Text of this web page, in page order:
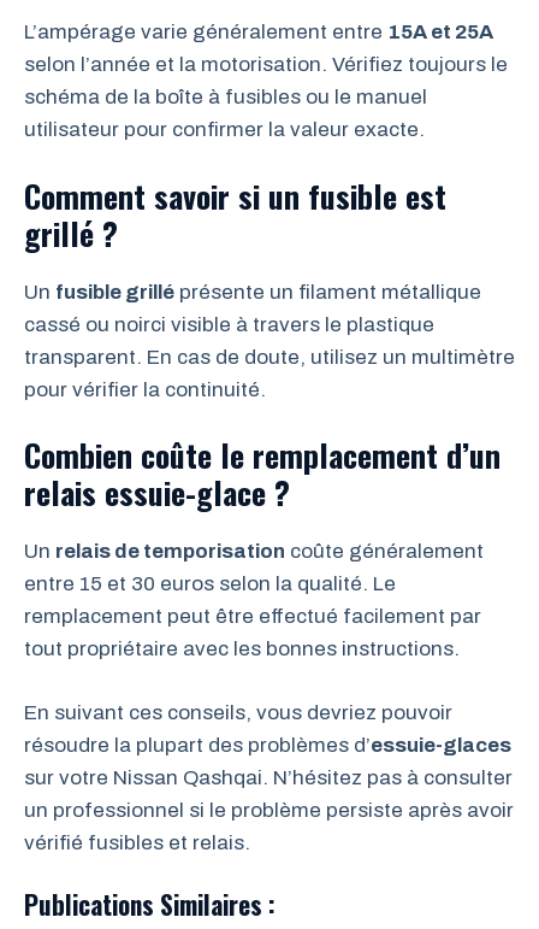
L’ampérage varie généralement entre 15A et 25A
selon l’année et la motorisation. Vérifiez toujours le
schéma de la boîte à fusibles ou le manuel
utilisateur pour confirmer la valeur exacte.
Comment savoir si un fusible est
grillé ?
Un fusible grillé présente un filament métallique
cassé ou noirci visible à travers le plastique
transparent. En cas de doute, utilisez un multimètre
pour vérifier la continuité.
Combien coûte le remplacement d’un
relais essuie-glace ?
Un relais de temporisation coûte généralement
entre 15 et 30 euros selon la qualité. Le
remplacement peut être effectué facilement par
tout propriétaire avec les bonnes instructions.
En suivant ces conseils, vous devriez pouvoir
résoudre la plupart des problèmes d’essuie-glaces
sur votre Nissan Qashqai. N’hésitez pas à consulter
un professionnel si le problème persiste après avoir
vérifié fusibles et relais.
Publications Similaires :